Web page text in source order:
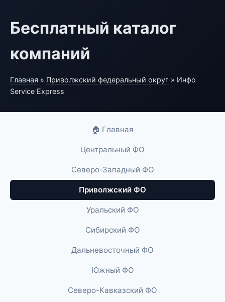
Бесплатный каталог
компаний
Главная » Приволжский федеральный округ » Инфо
Service Express
🏠 Главная
Центральный ФО
Северо-Западный ФО
Приволжский ФО
Уральский ФО
Сибирский ФО
Дальневосточный ФО
Южный ФО
Северо-Кавказский ФО